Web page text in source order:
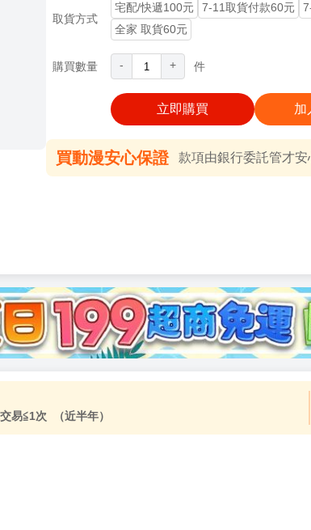
取貨方式
宅配/快遞100元 7-11取貨付款60元
全家 取貨60元
購買數量 - + 件
立即購買 加
買動漫安心保證 款項由銀行委託管才
易≦1次 （近半年）